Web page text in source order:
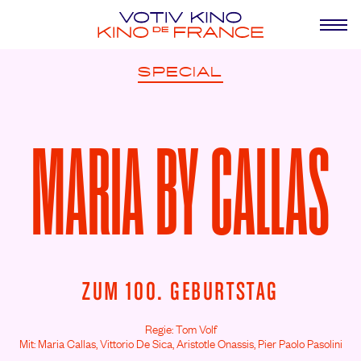
SPECIAL
MARIA BY CALLAS
ZUM 100. GEBURTSTAG
Regie: Tom Volf
Mit: Maria Callas, Vittorio De Sica, Aristotle Onassis, Pier Paolo Pasolini